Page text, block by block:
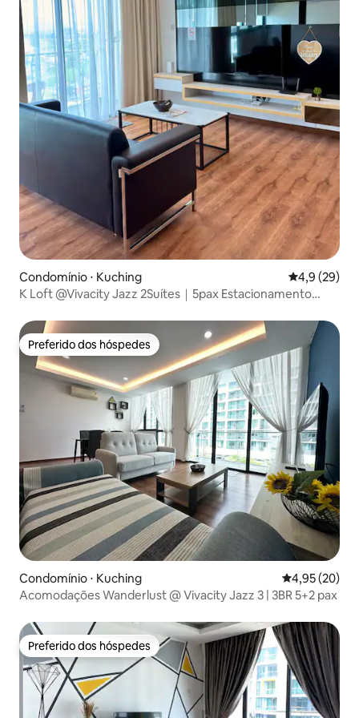
Condomínio ⋅ Kuching 4,9 de uma
4,9 (29)
K Loft @Vivacity Jazz 2Suítes｜5pax Estacionamento
Preferido dos hóspedes
Preferido dos hóspedes
Condomínio ⋅ Kuching 4,95 de uma
4,95 (20)
Acomodações Wanderlust @ Vivacity Jazz 3 | 3BR 5+2 pax
Preferido dos hóspedes
Preferido dos hóspedes